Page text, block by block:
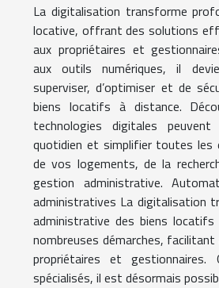
La digitalisation transforme
locative, offrant des solutions
aux propriétaires et
aux outils numériques, il
superviser, d’optimiser et de
biens locatifs à distance.
technologies digitales
quotidien et simplifier toutes les
de vos logements, de la
gestion administrative.
administratives La digitalisation
administrative des biens
nombreuses démarches,
propriétaires et
spécialisés, il est désormais